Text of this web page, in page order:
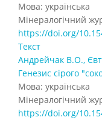
Мова: українська
Мінералогічний
https://doi.org/
Текст
Андрейчак В.О.,
Генезис сірого
Мова: українська
Мінералогічний
https://doi.org/